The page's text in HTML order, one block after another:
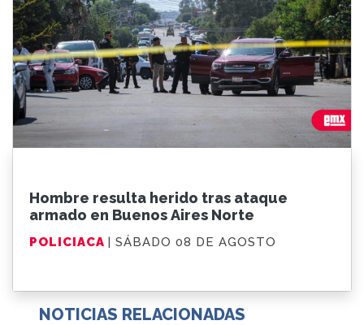
Hombre resulta herido tras ataque
armado en Buenos Aires Norte
POLICIACA | SÁBADO 08 DE AGOSTO
NOTICIAS RELACIONADAS